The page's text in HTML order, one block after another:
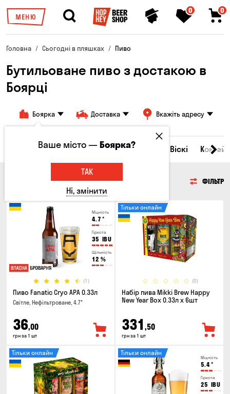
МЕНЮ
0 0
Головна Сьогодні в пляшках Пиво
Бутильоване пиво з достакою в
Боярці
Боярка Доставка Вкажіть адресу
Всі товари Пиво Сидр Віскі
ФІЛЬТР
Міцність
4.7 °
Гіркота
35 IBU
Щільність
12 %
(1)
Пиво Fanatic Cryo APA 0.33л
Світле, Нефільтроване, 4.7°
36,00
грн за 1 шт
(0)
Тільки онлайн
Набір пива Mikki Brew Happy
New Year Box 0.33л x 6шт
331 ,50
грн за 1 шт
Тільки онлайн
Міцність
5.4°
Гіркота
25 IBU
Тільки онлайн
Ваше місто —Боярка?
ТАК
Ні, змінити